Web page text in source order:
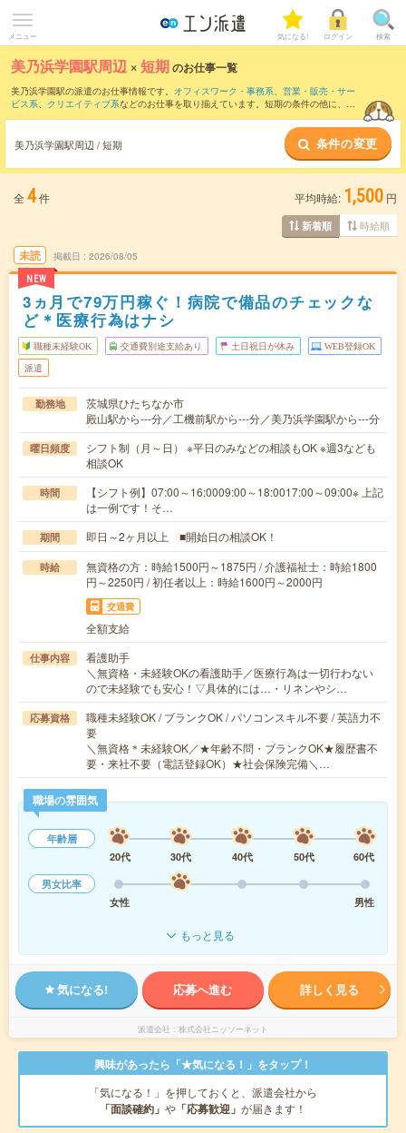
メニュー 気になる! ログイン 検索
美乃浜学園駅周辺 ×短期のお仕事一覧
美乃浜学園駅の派遣のお仕事情報です。 オフィスワーク・事務系、 営業・販売・サー
ビス系、 クリエイティブ系などのお仕事を取り揃えています。短期の条件の他に、 交
美乃浜学園駅周辺 / 短期 条件の変更
全 4件 平均時給: 1,500 円
新着順 時給順
未読
NEW
掲載日 2026/08/05
3ヵ月で79万円稼ぐ！病院で備品のチェックな
ど＊医療行為はナシ
職種未経験OK 交通費別途支給あり 土日祝日が休み WEB登録OK
派遣
勤務地
茨城県ひたちなか市
殿山駅から---分／工機前駅から---分／美乃浜学園駅から---分
曜日頻度
シフト制（月～日） ※平日のみなどの相談もOK ※週3なども
相談OK
時間
【シフト例】07:00～16:0009:00～18:0017:00～09:00※ 上記
は一例です！そ…
期間 即日～2ヶ月以上 ■開始日の相談OK！
時給
無資格の方：時給1500円～1875円 / 介護福祉士：時給1800
円～2250円 / 初任者以上：時給1600円～2000円
交通費
全額支給
仕事内容
看護助手
＼無資格・未経験OKの看護助手／医療行為は一切行わない
ので未経験でも安心！▽具体的には…・リネンやシ…
応募資格
職種未経験OK / ブランクOK / パソコンスキル不要 / 英語力不
要
＼無資格＊未経験OK／★年齢不問・ブランクOK★履歴書不
要・来社不要（電話登録OK）★社会保険完備＼…
職場の雰囲気
年齢層
20代
30代 40代 50代
60代
男女比率
女性
男性
もっと見る
気になる! 応募へ進む 詳しく見る
派遣会社 株式会社ニッソーネット
興味があったら「★気になる！」をタップ！
「気になる！」を押しておくと、派遣会社から
「面談確約」 や 「応募歓迎」 が届きます！